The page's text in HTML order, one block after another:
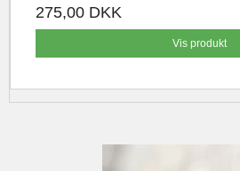
275,00 DKK
Vis produkt